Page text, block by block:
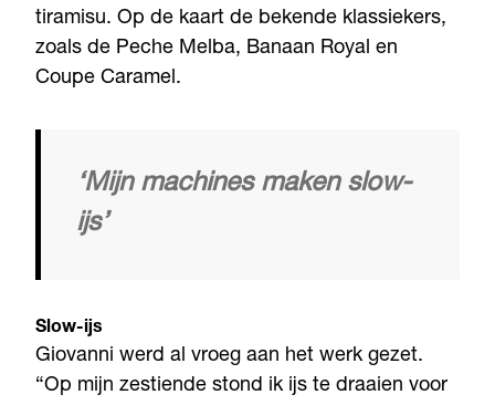
tiramisu. Op de kaart de bekende klassiekers,
zoals de Peche Melba, Banaan Royal en
Coupe Caramel.
‘Mijn machines maken slow-
ijs’
Slow-ijs
Giovanni werd al vroeg aan het werk gezet.
“Op mijn zestiende stond ik ijs te draaien voor